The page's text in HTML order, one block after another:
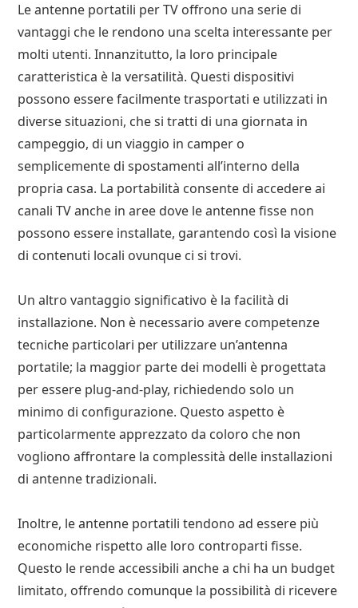
Le antenne portatili per TV offrono una serie di
vantaggi che le rendono una scelta interessante per
molti utenti. Innanzitutto, la loro principale
caratteristica è la versatilità. Questi dispositivi
possono essere facilmente trasportati e utilizzati in
diverse situazioni, che si tratti di una giornata in
campeggio, di un viaggio in camper o
semplicemente di spostamenti all’interno della
propria casa. La portabilità consente di accedere ai
canali TV anche in aree dove le antenne fisse non
possono essere installate, garantendo così la visione
di contenuti locali ovunque ci si trovi.
Un altro vantaggio significativo è la facilità di
installazione. Non è necessario avere competenze
tecniche particolari per utilizzare un’antenna
portatile; la maggior parte dei modelli è progettata
per essere plug-and-play, richiedendo solo un
minimo di configurazione. Questo aspetto è
particolarmente apprezzato da coloro che non
vogliono affrontare la complessità delle installazioni
di antenne tradizionali.
Inoltre, le antenne portatili tendono ad essere più
economiche rispetto alle loro controparti fisse.
Questo le rende accessibili anche a chi ha un budget
limitato, offrendo comunque la possibilità di ricevere